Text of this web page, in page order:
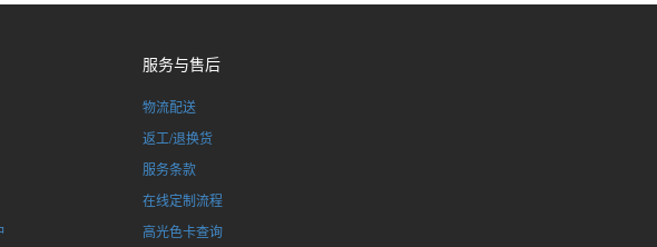
服务与售后
物流配送
返工/退换货
服务条款
在线定制流程
高光色卡查询